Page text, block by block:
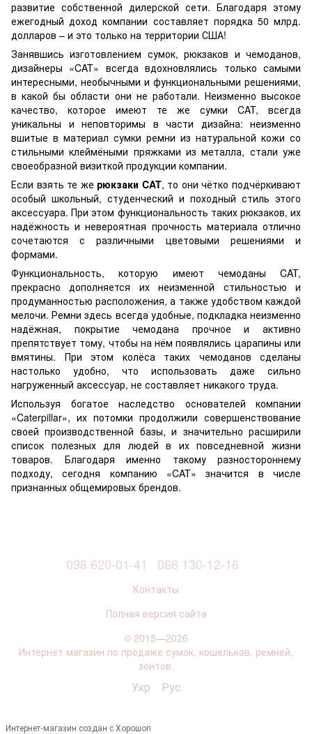
развитие собственной дилерской сети. Благодаря этому
ежегодный доход компании составляет порядка 50 млрд.
долларов – и это только на территории США!
Занявшись изготовлением сумок, рюкзаков и чемоданов,
дизайнеры «CAT» всегда вдохновлялись только самыми
интересными, необычными и функциональными решениями,
в какой бы области они не работали. Неизменно высокое
качество, которое имеют те же сумки CAT, всегда
уникальны и неповторимы в части дизайна: неизменно
вшитые в материал сумки ремни из натуральной кожи со
стильными клеймёными пряжками из металла, стали уже
своеобразной визиткой продукции компании.
Если взять те же рюкзаки CAT, то они чётко подчёркивают
особый школьный, студенческий и походный стиль этого
аксессуара. При этом функциональность таких рюкзаков, их
надёжность и невероятная прочность материала отлично
сочетаются с различными цветовыми решениями и
формами.
Функциональность, которую имеют чемоданы CAT,
прекрасно дополняется их неизменной стильностью и
продуманностью расположения, а также удобством каждой
мелочи. Ремни здесь всегда удобные, подкладка неизменно
надёжная, покрытие чемодана прочное и активно
препятствует тому, чтобы на нём появлялись царапины или
вмятины. При этом колёса таких чемоданов сделаны
настолько удобно, что использовать даже сильно
нагруженный аксессуар, не составляет никакого труда.
Используя богатое наследство основателей компании
«Caterpillar», их потомки продолжили совершенствование
своей производственной базы, и значительно расширили
список полезных для людей в их повседневной жизни
товаров. Благодаря именно такому разностороннему
подходу, сегодня компанию «CAT» значится в числе
признанных общемировых брендов.
098 620-01-41 066 130-12-16
Контакты
Полная версия сайта
© 2015—2026
Интернет магазин по продаже сумок, кошельков, ремней,
зонтов.
Укр Рус
Интернет-магазин создан с Хорошоп